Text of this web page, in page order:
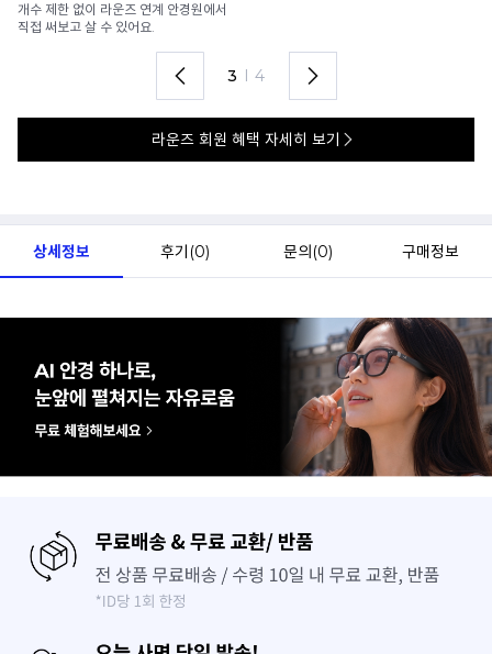
가까운 안경원으로 배송받아
렌즈 맞춤부터 피팅까지 편하게!
4 I 4
라운즈 회원 혜택 자세히 보기
상세정보 후기(0) 문의(0) 구매정보